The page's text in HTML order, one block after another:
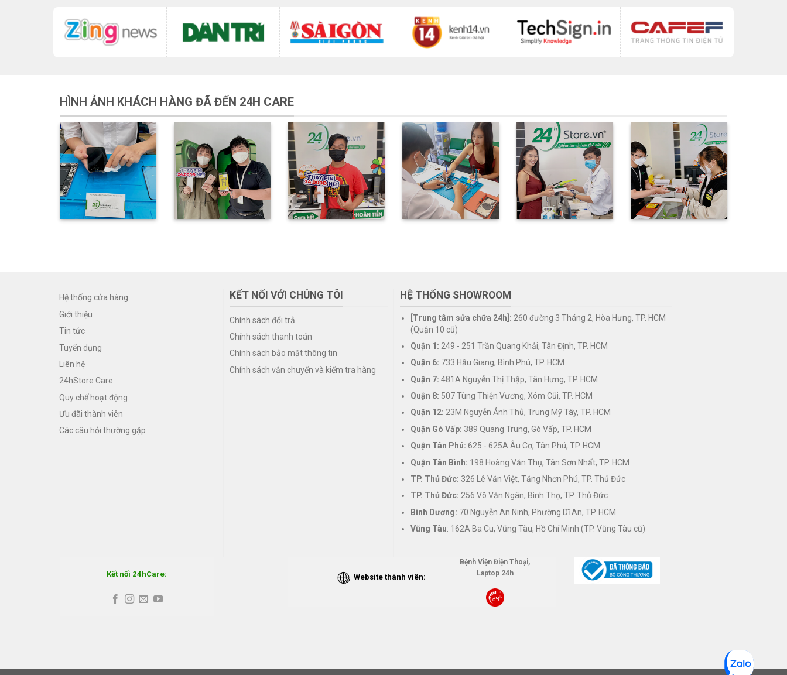
HÌNH ẢNH KHÁCH HÀNG ĐÃ ĐẾN 24H CARE
Hệ thống cửa hàng
Giới thiệu
Tin tức
Tuyển dụng
Liên hệ
24hStore Care
Quy chế hoạt động
Ưu đãi thành viên
Các câu hỏi thường gặp
KẾT NỐI VỚI CHÚNG TÔI
Chính sách đổi trả
Chính sách thanh toán
Chính sách bảo mật thông tin
Chính sách vận chuyển và kiểm tra hàng
HỆ THỐNG SHOWROOM
[Trung tâm sửa chữa 24h]: 260 đường 3 Tháng 2, Hòa Hưng, TP. HCM
(Quận 10 cũ)
Quận 1: 249 - 251 Trần Quang Khải, Tân Định, TP. HCM
Quận 6: 733 Hậu Giang, Bình Phú, TP. HCM
Quận 7: 481A Nguyễn Thị Thập, Tân Hưng, TP. HCM
Quận 8: 507 Tùng Thiện Vương, Xóm Cũi, TP. HCM
Quận 12: 23M Nguyễn Ảnh Thủ, Trung Mỹ Tây, TP. HCM
Quận Gò Vấp: 389 Quang Trung, Gò Vấp, TP. HCM
Quận Tân Phú: 625 - 625A Âu Cơ, Tân Phú, TP. HCM
Quận Tân Bình: 198 Hoàng Văn Thụ, Tân Sơn Nhất, TP. HCM
TP. Thủ Đức: 326 Lê Văn Việt, Tăng Nhơn Phú, TP. Thủ Đức
TP. Thủ Đức: 256 Võ Văn Ngân, Bình Thọ, TP. Thủ Đức
Bình Dương: 70 Nguyễn An Ninh, Phường Dĩ An, TP. HCM
Vũng Tàu: 162A Ba Cu, Vũng Tàu, Hồ Chí Minh (TP. Vũng Tàu cũ)
Kết nối 24hCare: Website thành viên:
Bệnh Viện Điện Thoại,
Laptop 24h